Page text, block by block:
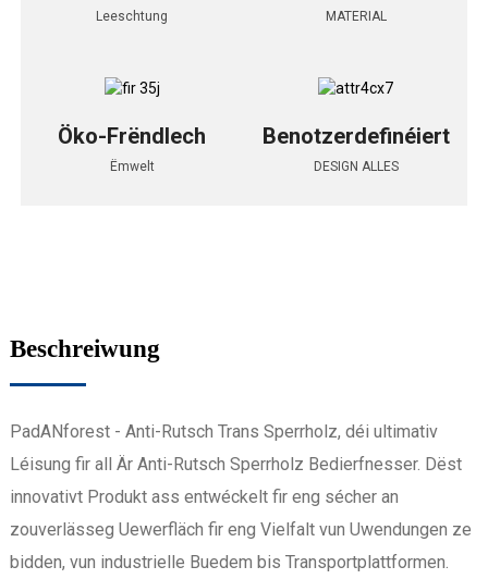
Leeschtung MATERIAL
Öko-Frëndlech
Ëmwelt
Benotzerdefinéiert
DESIGN ALLES
Beschreiwung
PadANforest - Anti-Rutsch Trans Sperrholz, déi ultimativ
Léisung fir all Är Anti-Rutsch Sperrholz Bedierfnesser. Dëst
innovativt Produkt ass entwéckelt fir eng sécher an
zouverlässeg Uewerfläch fir eng Vielfalt vun Uwendungen ze
bidden, vun industrielle Buedem bis Transportplattformen.